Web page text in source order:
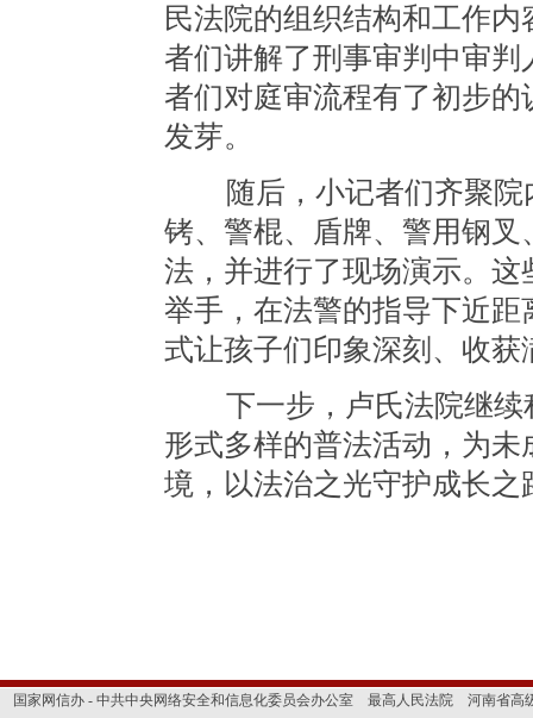
民法院的组织结构和工作
者们讲解了刑事审判中审
者们对庭审流程有了初步
发芽。
随后，小记者们齐聚院
铐、警棍、盾牌、警用钢
法，并进行了现场演示。
举手，在法警的指导下近
式让孩子们印象深刻、收获
下一步，卢氏法院继续
形式多样的普法活动，为
境，以法治之光守护成长之
国家网信办 - 中共中央网络安全和信息化委员会办公室 最高人民法院 河南省高